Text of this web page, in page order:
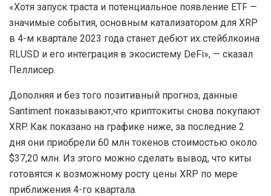
«Хотя запуск траста и потенциальное появление ETF —
значимые события, основным катализатором для XRP
в 4-м квартале 2023 года станет дебют их стейблкоина
RLUSD и его интеграция в экосистему DeFi», — сказал
Пеллисер.
Дополняя и без того позитивный прогноз, данные
Santiment показывают,что криптокиты снова покупают
XRP. Как показано на графике ниже, за последние 2
дня они приобрели 60 млн токенов стоимостью около
$37,20 млн. Из этого можно сделать вывод, что киты
готовятся к возможному росту цены XRP по мере
приближения 4-го квартала.